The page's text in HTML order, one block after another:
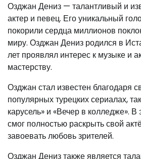
Озджан Дениз — талантливый и
актер и певец. Его уникальный
покорили сердца миллионов
миру. Озджан Дениз родился в
лет проявлял интерес к музыке и
мастерству.
Озджан стал известен благодаря
популярных турецких сериалах,
карусель» и «Вечер в колледже». В
смог полностью раскрыть свой
завоевать любовь зрителей.
Озджан Дениз также является